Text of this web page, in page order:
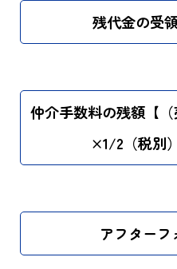
残代金の受
仲介手数料の残額【
×1/2（税別
アフター